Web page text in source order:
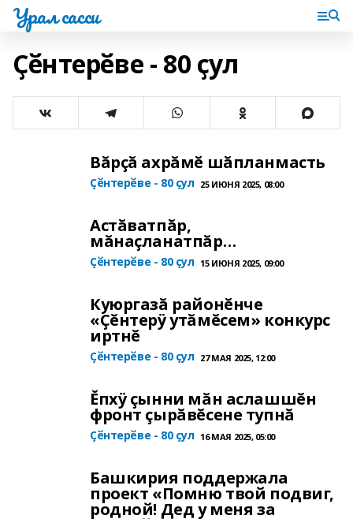
Урал сасси
Ҫӗнтерӗве - 80 ҫул
Вăрçă ахрăмĕ шăпланмасть
Ҫӗнтерӗве - 80 ҫул 25 ИЮНЯ 2025, 08:00
Астăватпăр,
мăнаçланатпăр…
Ҫӗнтерӗве - 80 ҫул 15 ИЮНЯ 2025, 09:00
Куюргазă районĕнче
«Çĕнтерÿ утăмĕсем» конкурс
иртнĕ
Ҫӗнтерӗве - 80 ҫул 27 МАЯ 2025, 12:00
Ĕпхÿ çынни мăн аслашшĕн
фронт çырăвĕсене тупнă
Ҫӗнтерӗве - 80 ҫул 16 МАЯ 2025, 05:00
Башкирия поддержала
проект «Помню твой подвиг,
родной! Дед у меня за